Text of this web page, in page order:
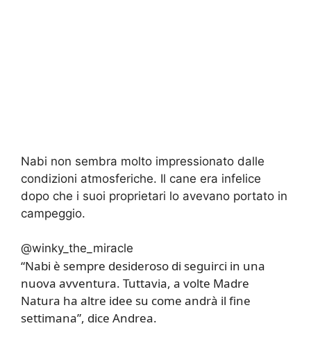
Nabi non sembra molto impressionato dalle
condizioni atmosferiche. Il cane era infelice
dopo che i suoi proprietari lo avevano portato in
campeggio.
@winky_the_miracle
“Nabi è sempre desideroso di seguirci in una
nuova avventura. Tuttavia, a volte Madre
Natura ha altre idee su come andrà il fine
settimana”, dice Andrea.